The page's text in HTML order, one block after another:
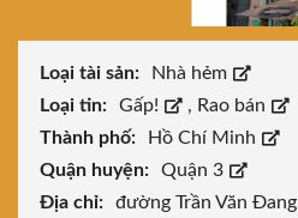
Loại tài sản:
Nhà hẻm
Loại tin:
Gấp! , Rao bán
Thành phố:
Hồ Chí Minh
Quận huyện:
Quận 3
Địa chỉ:
đường Trần Văn Đang